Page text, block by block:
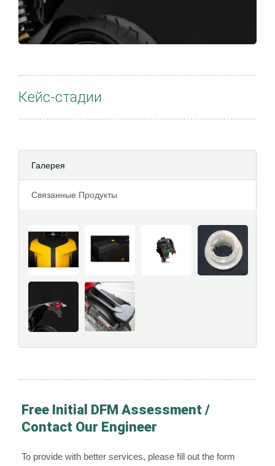
Кейс-стадии
Галерея
Связанные Продукты